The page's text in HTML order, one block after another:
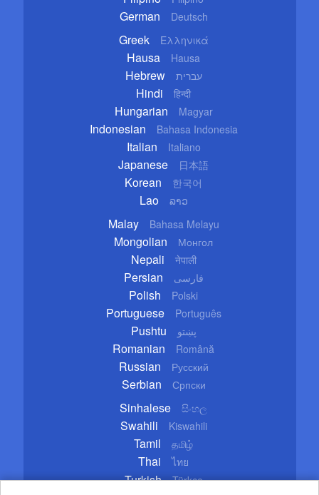
German Deutsch
Greek Ελληνικά
Hausa Hausa
Hebrew עברית
Hindi हिन्दी
Hungarian Magyar
Indonesian Bahasa Indonesia
Italian Italiano
Japanese 日本語
Korean 한국어
Lao ລາວ
Malay Bahasa Melayu
Mongolian Монгол
Nepali नेपाली
Persian فارسی
Polish Polski
Portuguese Português
Pushtu پښتو
Romanian Română
Russian Русский
Serbian Српски
Sinhalese සිංහල
Swahili Kiswahili
Tamil தமிழ்
Thai ไทย
Turkish Türkçe